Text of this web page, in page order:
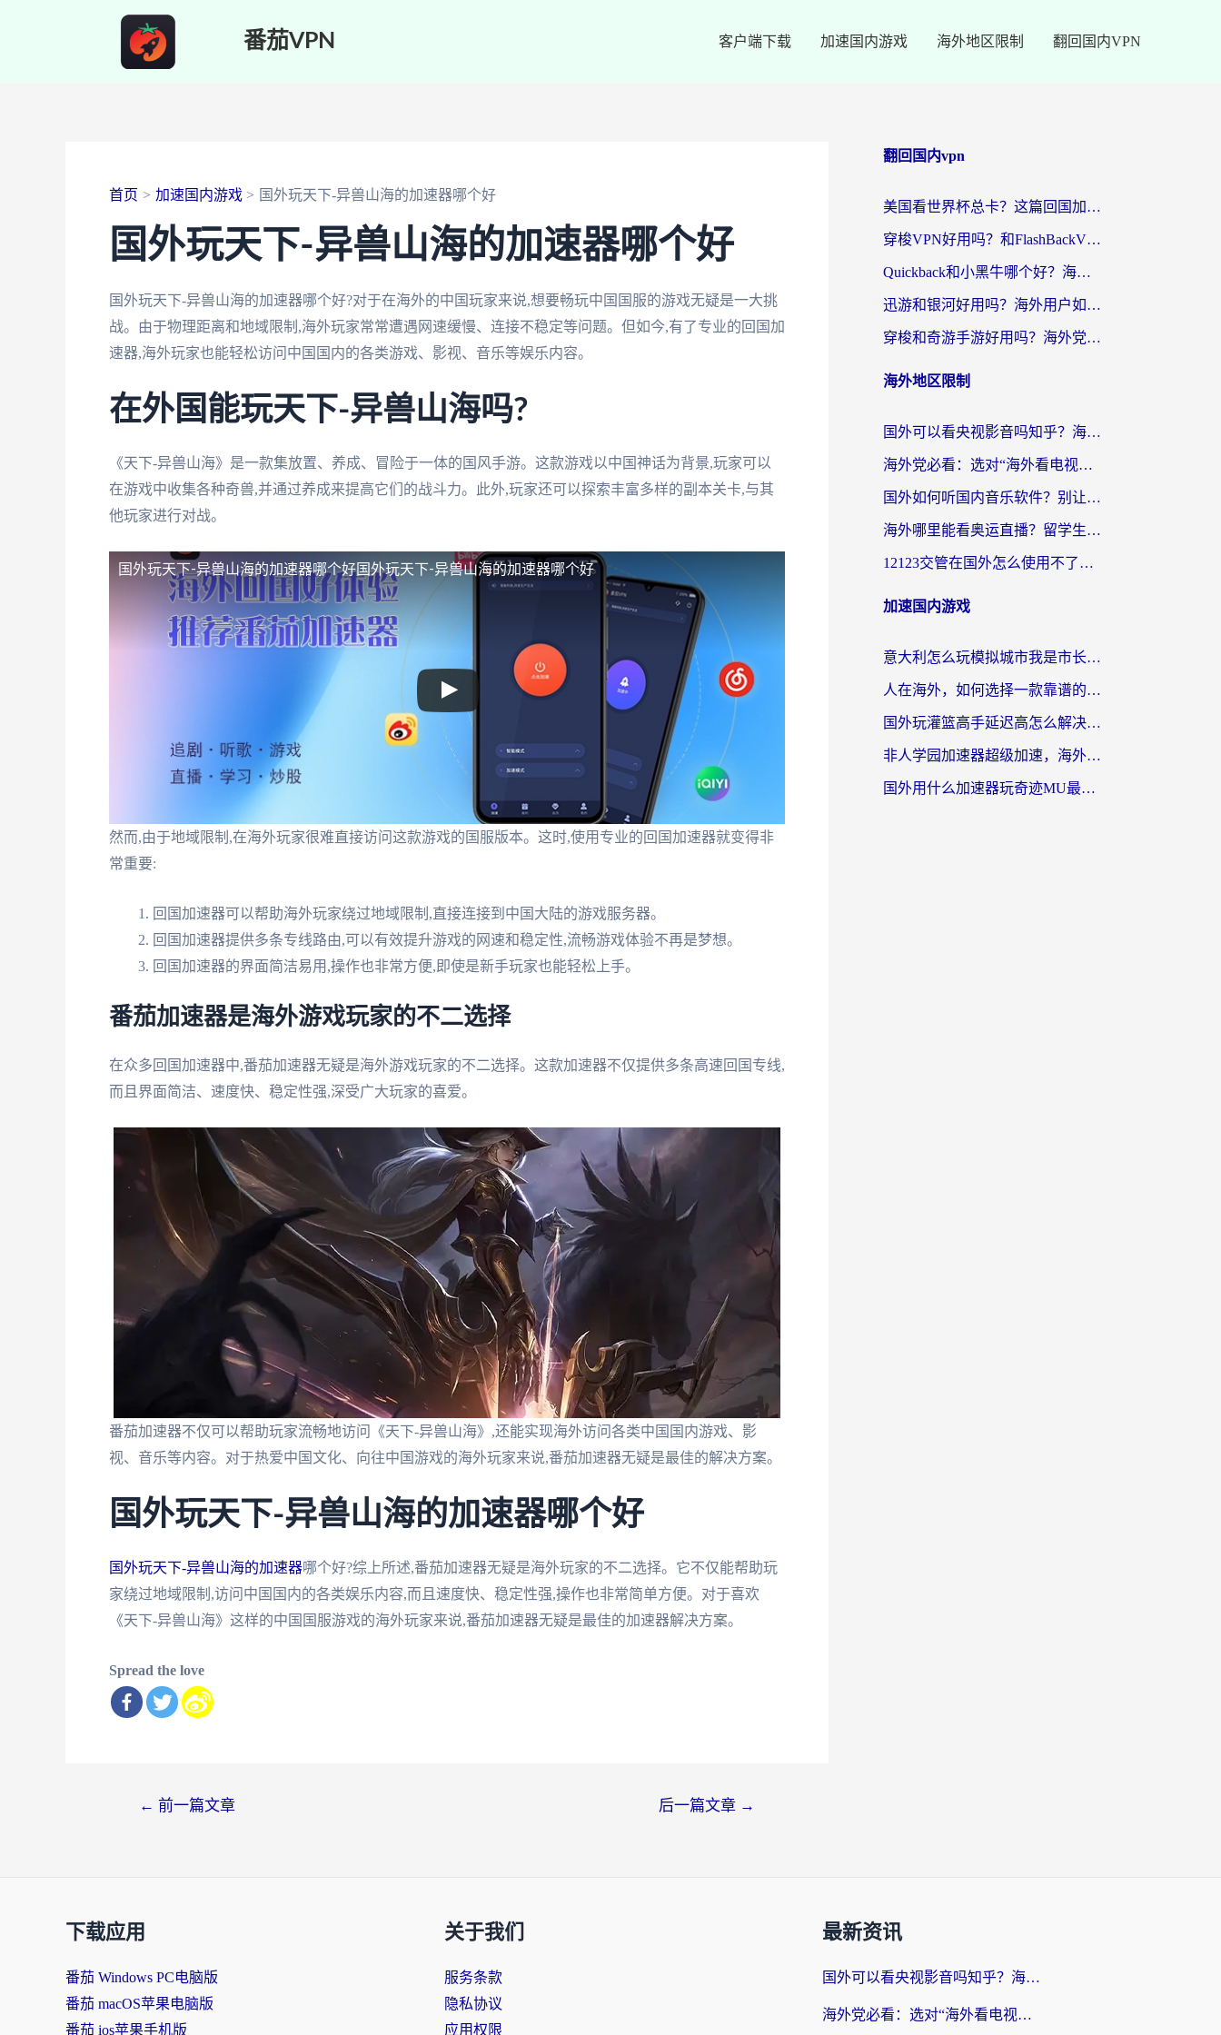
番茄VPN 客户端下载 加速国内游戏 海外地区限制 翻回国内VPN
首页 加速国内游戏 国外玩天下-异兽山海的加速器哪个好
国外玩天下-异兽山海的加速器哪个好
国外玩天下-异兽山海的加速器哪个好?对于在海外的中国玩家来说,想要畅玩中国国服的游戏无疑是一大挑
战。由于物理距离和地域限制,海外玩家常常遭遇网速缓慢、连接不稳定等问题。但如今,有了专业的回国加
速器,海外玩家也能轻松访问中国国内的各类游戏、影视、音乐等娱乐内容。
在外国能玩天下-异兽山海吗?
《天下-异兽山海》是一款集放置、养成、冒险于一体的国风手游。这款游戏以中国神话为背景,玩家可以
在游戏中收集各种奇兽,并通过养成来提高它们的战斗力。此外,玩家还可以探索丰富多样的副本关卡,与其
他玩家进行对战。
国外玩天下-异兽山海的加速器哪个好国外玩天下-异兽山海的加速器哪个好
然而,由于地域限制,在海外玩家很难直接访问这款游戏的国服版本。这时,使用专业的回国加速器就变得非
常重要:
回国加速器可以帮助海外玩家绕过地域限制,直接连接到中国大陆的游戏服务器。
回国加速器提供多条专线路由,可以有效提升游戏的网速和稳定性,流畅游戏体验不再是梦想。
回国加速器的界面简洁易用,操作也非常方便,即使是新手玩家也能轻松上手。
番茄加速器是海外游戏玩家的不二选择
在众多回国加速器中,番茄加速器无疑是海外游戏玩家的不二选择。这款加速器不仅提供多条高速回国专线,
而且界面简洁、速度快、稳定性强,深受广大玩家的喜爱。
番茄加速器不仅可以帮助玩家流畅地访问《天下-异兽山海》,还能实现海外访问各类中国国内游戏、影
视、音乐等内容。对于热爱中国文化、向往中国游戏的海外玩家来说,番茄加速器无疑是最佳的解决方案。
国外玩天下-异兽山海的加速器哪个好
国外玩天下-异兽山海的加速器哪个好?综上所述,番茄加速器无疑是海外玩家的不二选择。它不仅能帮助玩
家绕过地域限制,访问中国国内的各类娱乐内容,而且速度快、稳定性强,操作也非常简单方便。对于喜欢
《天下-异兽山海》这样的中国国服游戏的海外玩家来说,番茄加速器无疑是最佳的加速器解决方案。
Spread the love
← 前一篇文章 后一篇文章 →
翻回国内vpn
美国看世界杯总卡？这篇回国加速器指南帮你无缝刷国内资源（附苹果手机VPN设置步骤）
穿梭VPN好用吗？和FlashBackVPN对比哪个回国效果更好？
Quickback和小黑牛哪个好？海外党亲测指南，选对回国加速器秒回国内
迅游和银河好用吗？海外用户如何选择回国加速器实现无缝访问国内资源
穿梭和奇游手游好用吗？海外党亲测3款回国加速器，附蜜蜂加速器七天试用攻略
海外地区限制
国外可以看央视影音吗知乎？海外党亲测有效的回国加速方案
海外党必看：选对“海外看电视剧软件”，再也不用愁国内剧刷不了
国外如何听国内音乐软件？别让地域限制，断了你的中文歌单
海外哪里能看奥运直播？留学生&海外华人必看的体育赛事观赛终极指南
12123交管在国外怎么使用不了？海外华人必看的无缝访问国内资源指南
加速国内游戏
意大利怎么玩模拟城市我是市长？海外党国服游戏加速终极攻略（附三国3量子特攻解决办法）
人在海外，如何选择一款靠谱的玩剑灵2加速器？
国外玩灌篮高手延迟高怎么解决？海外玩家国服游戏加速终极指南
非人学园加速器超级加速，海外玩家重返国服的通行证
国外用什么加速器玩奇迹MU最好？2026海外玩家国服游戏加速全攻略
下载应用
番茄 Windows PC电脑版
番茄 macOS苹果电脑版
番茄 ios苹果手机版
关于我们
服务条款
隐私协议
应用权限
最新资讯
国外可以看央视影音吗知乎？海外党亲测有效的回国加速方案
海外党必看：选对“海外看电视剧软件”，再也不用愁国内剧刷不了